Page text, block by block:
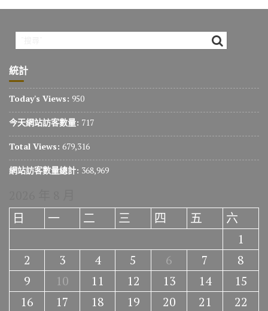
統計
Today's Views: 950
今天網站訪客數量: 717
Total Views: 679,316
網站訪客數量總計: 368,969
日
一 二 三 四 五
六
1
2
3 4 5 6 7
8
9
10 11 12 13 14
15
16
17 18 19 20 21
22